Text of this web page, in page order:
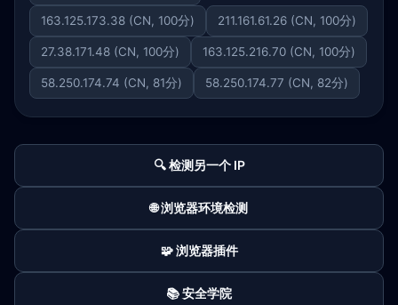
163.125.173.38 (CN, 100分) 211.161.61.26 (CN, 100分)
27.38.171.48 (CN, 100分) 163.125.216.70 (CN, 100分)
58.250.174.74 (CN, 81分) 58.250.174.77 (CN, 82分)
🔍 检测另一个 IP
🌐 浏览器环境检测
🧩 浏览器插件
📚 安全学院